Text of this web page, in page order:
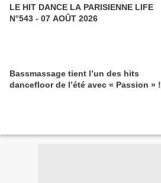
LE HIT DANCE LA PARISIENNE LIFE
N°543 - 07 AOÛT 2026
Bassmassage tient l’un des hits
dancefloor de l’été avec « Passion » !